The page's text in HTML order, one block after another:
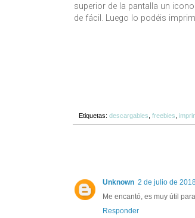
superior de la pantalla un
de fácil. Luego lo podéis
Etiquetas: descargables freebies
Unknown 2 de julio de
Me encantó, es muy útil
Responder